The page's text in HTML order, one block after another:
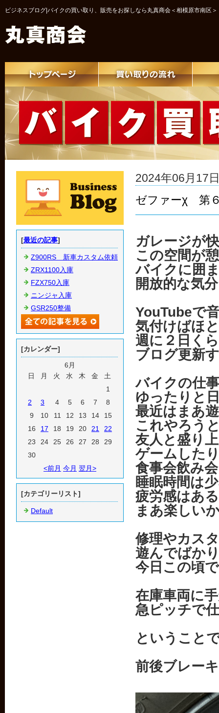
ビジネスブログ|バイクの買い取り、販売をお探しなら丸真商会＜相模原市南区＞
2024年06月17
ゼファーχ 第
ガレージが
この空間が
バイクに囲
開放的な気
YouTubeで
気付けばほ
週に２日く
ブログ更新
バイクの仕
ゆったりと
最近はまあ
これやろう
友人と盛り
ゲームした
食事会飲み
睡眠時間は
疲労感はあ
まあ楽しい
修理やカス
遊んでばか
今日この頃
在庫車両に
急ピッチで
ということ
前後ブレー
[最近の記事]
Z900RS 新車カスタム依頼
ZRX1100入庫
FZX750入庫
ニンジャ入庫
GSR250整備
[カレンダー]
6月
日
月 火 水 木 金
土
1
2
3 4 5 6 7
8
9
10 11 12 13 14
15
16
17 18 19 20 21
22
23
24 25 26 27 28
29
30
<前月 今月 翌月>
[カテゴリーリスト]
Default